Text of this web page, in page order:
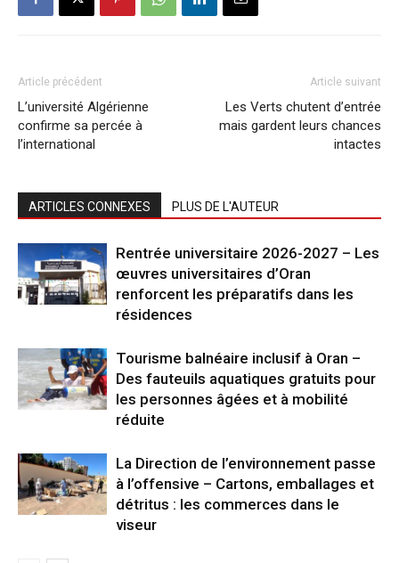
Article précédent
L’université Algérienne
confirme sa percée à
l’international
Article suivant
Les Verts chutent d’entrée
mais gardent leurs chances
intactes
ARTICLES CONNEXES PLUS DE L'AUTEUR
Rentrée universitaire 2026-2027 – Les
œuvres universitaires d’Oran
renforcent les préparatifs dans les
résidences
Tourisme balnéaire inclusif à Oran –
Des fauteuils aquatiques gratuits pour
les personnes âgées et à mobilité
réduite
La Direction de l’environnement passe
à l’offensive – Cartons, emballages et
détritus : les commerces dans le
viseur